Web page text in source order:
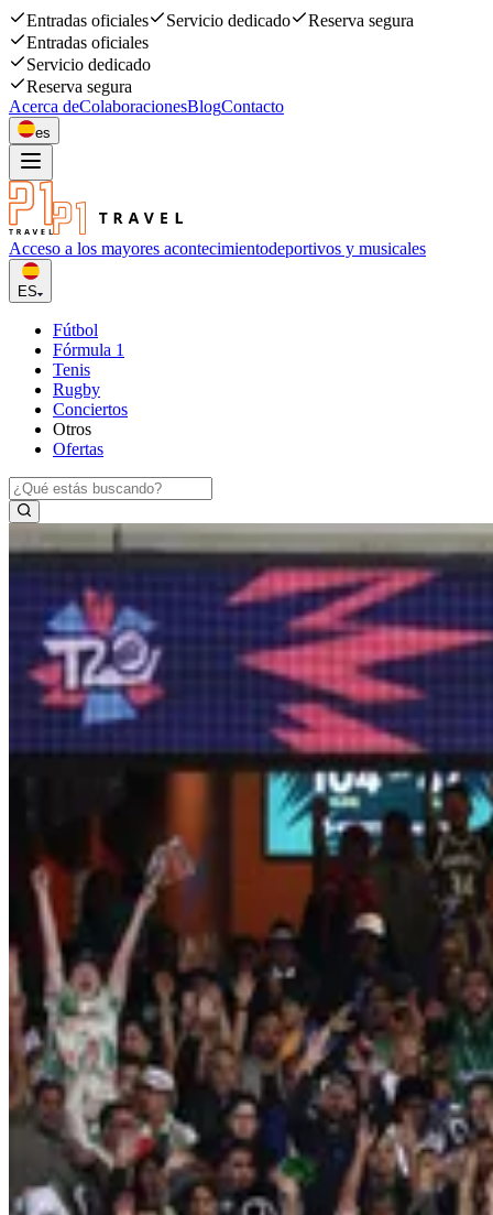
Entradas oficiales Servicio dedicado
Reserva segura
Entradas oficiales
Servicio dedicado
Reserva segura
Acerca deColaboracionesBlogContacto
es
Acceso a los mayores acontecimientodeportivos y musicales
ES
Fútbol
Fórmula 1
Tenis
Rugby
Conciertos
Otros
Ofertas